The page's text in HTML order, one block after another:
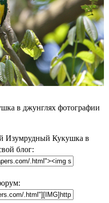
в джунглях фотографии
Изумрудный Кукушка в
блог: